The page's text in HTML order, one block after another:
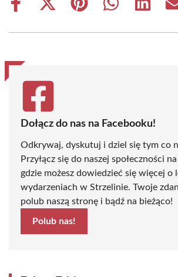
Share
Share
(Twitter)
Share
Share
Share
Dołącz do nas na Facebooku!
Odkrywaj, dyskutuj i dziel się tym co
Przyłącz się do naszej społeczności
gdzie możesz dowiedzieć się więcej o
wydarzeniach w Strzelinie. Twoje
polub naszą stronę i bądź na bieżąco!
Polub nas!